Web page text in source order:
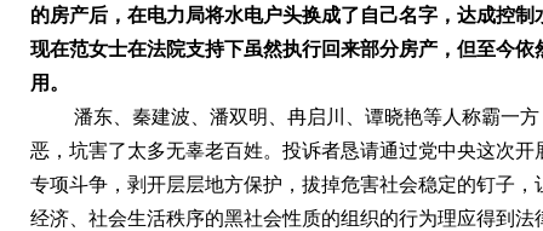
的房产后，在电力局将水电户头换成了自己名字，达成控制
现在范女士在法院支持下虽然执行回来部分房产，但至今依
用。
潘东、秦建波、潘双明、冉启川、谭晓艳等人称霸一
恶，坑害了太多无辜老百姓。投诉者恳请通过党中央这次开
专项斗争，剥开层层地方保护，拔掉危害社会稳定的钉子，
经济、社会生活秩序的黑社会性质的组织的行为理应得到法